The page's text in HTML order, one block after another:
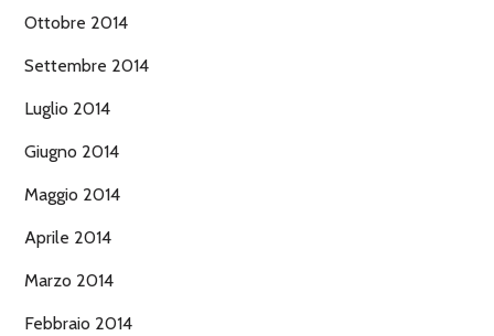
Ottobre 2014
Settembre 2014
Luglio 2014
Giugno 2014
Maggio 2014
Aprile 2014
Marzo 2014
Febbraio 2014